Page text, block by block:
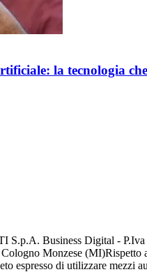
la tecnologia
S.p.A. Business Digital -
Monzese (MI)Rispetto
espresso di utilizzare mezzi